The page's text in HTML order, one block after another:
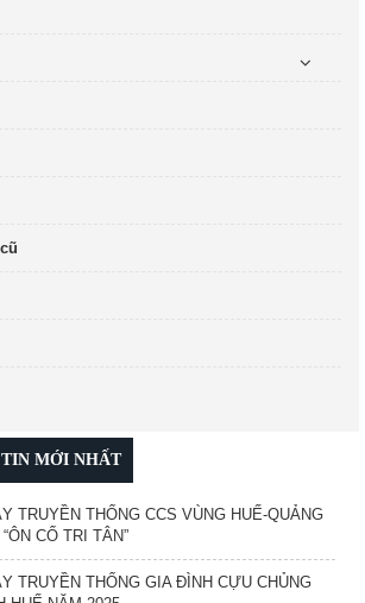
TIN MỚI NHẤT
TRUYỀN THỐNG CCS VÙNG HUẾ-QUẢNG
CỐ TRI TÂN”
TRUYỀN THỐNG GIA ĐÌNH CỰU CHỦNG